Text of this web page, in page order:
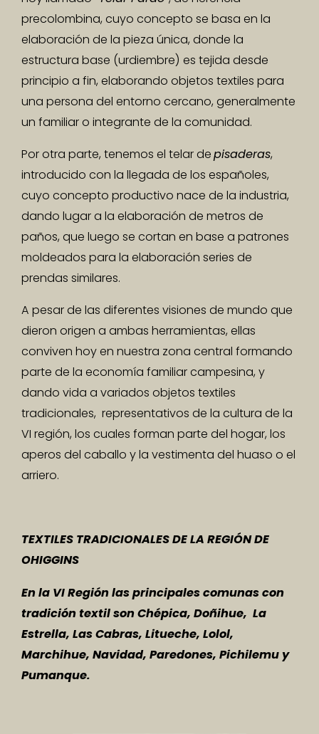
precolombina, cuyo concepto se basa en la
elaboración de la pieza única, donde la
estructura base (urdiembre) es tejida desde
principio a fin, elaborando objetos textiles para
una persona del entorno cercano, generalmente
un familiar o integrante de la comunidad.
Por otra parte, tenemos el telar depisaderas,
introducido con la llegada de los españoles,
cuyo concepto productivo nace de la industria,
dando lugar a la elaboración de metros de
paños, que luego se cortan en base a patrones
moldeados para la elaboración series de
prendas similares.
A pesar de las diferentes visiones de mundo que
dieron origen a ambas herramientas, ellas
conviven hoy en nuestra zona central formando
parte de la economía familiar campesina, y
dando vida a variados objetos textiles
tradicionales, representativos de la cultura de la
VI región, los cuales forman parte del hogar, los
aperos del caballo y la vestimenta del huaso o el
arriero.
TEXTILES TRADICIONALES DE LA REGIÓN DE
OHIGGINS
En la VI Región las principales comunas con
tradición textil son Chépica, Doñihue, La
Estrella, Las Cabras, Litueche, Lolol,
Marchihue, Navidad, Paredones, Pichilemu y
Pumanque.